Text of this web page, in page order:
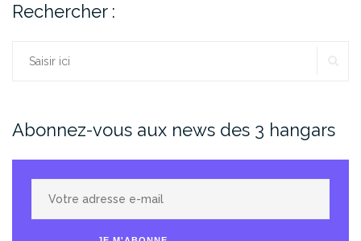
Rechercher :
Rechercher :
Abonnez-vous aux news des 3 hangars
adresse